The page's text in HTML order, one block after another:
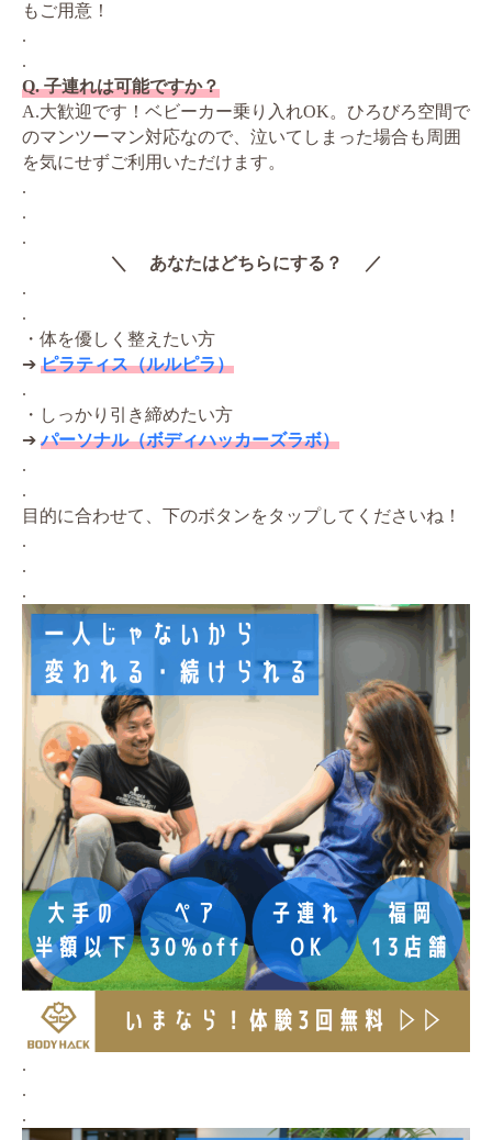
もご用意！
.
.
Q. 子連れは可能ですか？
A.大歓迎です！ベビーカー乗り入れOK。ひろびろ空間で
のマンツーマン対応なので、泣いてしまった場合も周囲
を気にせずご利用いただけます。
.
.
.
＼ あなたはどちらにする？ ／
.
.
・体を優しく整えたい方
➔ ピラティス（ルルピラ）
.
・しっかり引き締めたい方
➔パーソナル（ボディハッカーズラボ）
.
.
目的に合わせて、下のボタンをタップしてくださいね！
.
.
.
.
.
.